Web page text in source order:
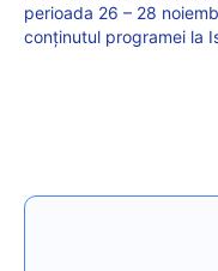
perioada 26 – 28
conținutul programei la